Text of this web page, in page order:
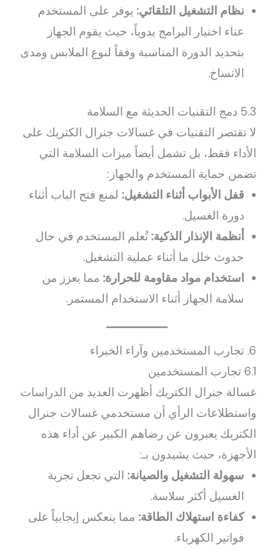
نظام التشغيل التلقائي: يوفر على المستخدم
عناء اختيار البرامج يدوياً، حيث يقوم الجهاز
بتحديد الدورة المناسبة وفقاً لنوع الملابس ومدى
الاتساخ.
5.3 دمج التقنيات الحديثة مع السلامة
لا تقتصر التقنيات في غسالات جنرال الكتريك على
الأداء فقط، بل تشمل أيضاً ميزات السلامة التي
تضمن حماية المستخدم والجهاز:
قفل الأبواب أثناء التشغيل: لمنع فتح الباب أثناء
دورة الغسيل.
أنظمة الإنذار الذكية: تُعلم المستخدم في حال
حدوث خلل ما أثناء عملية التشغيل.
استخدام مواد مقاومة للحرارة: مما يعزز من
سلامة الجهاز أثناء الاستخدام المستمر.
6. تجارب المستخدمين وآراء الخبراء
6.1 تجارب المستخدمين
غسالة جنرال الكتريك أظهرت العديد من الدراسات
واستطلاعات الرأي أن مستخدمي غسالات جنرال
الكتريك يعبرون عن رضاهم الكبير عن أداء هذه
الأجهزة، حيث يشيدون بـ:
سهولة التشغيل والصيانة: التي تجعل تجربة
الغسيل أكثر سلاسة.
كفاءة استهلاك الطاقة: مما ينعكس إيجابياً على
فواتير الكهرباء.